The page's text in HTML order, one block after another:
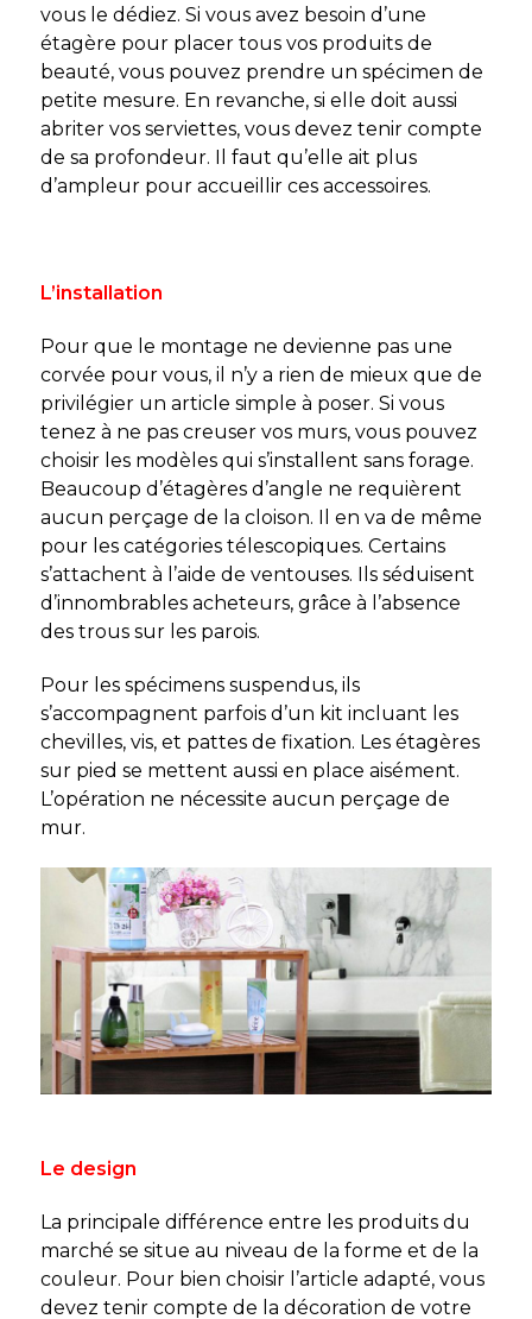
vous le dédiez. Si vous avez besoin d’une
étagère pour placer tous vos produits de
beauté, vous pouvez prendre un spécimen de
petite mesure. En revanche, si elle doit aussi
abriter vos serviettes, vous devez tenir compte
de sa profondeur. Il faut qu’elle ait plus
d’ampleur pour accueillir ces accessoires.
L’installation
Pour que le montage ne devienne pas une
corvée pour vous, il n’y a rien de mieux que de
privilégier un article simple à poser. Si vous
tenez à ne pas creuser vos murs, vous pouvez
choisir les modèles qui s’installent sans forage.
Beaucoup d’étagères d’angle ne requièrent
aucun perçage de la cloison. Il en va de même
pour les catégories télescopiques. Certains
s’attachent à l’aide de ventouses. Ils séduisent
d’innombrables acheteurs, grâce à l’absence
des trous sur les parois.
Pour les spécimens suspendus, ils
s’accompagnent parfois d’un kit incluant les
chevilles, vis, et pattes de fixation. Les étagères
sur pied se mettent aussi en place aisément.
L’opération ne nécessite aucun perçage de
mur.
Le design
La principale différence entre les produits du
marché se situe au niveau de la forme et de la
couleur. Pour bien choisir l’article adapté, vous
devez tenir compte de la décoration de votre